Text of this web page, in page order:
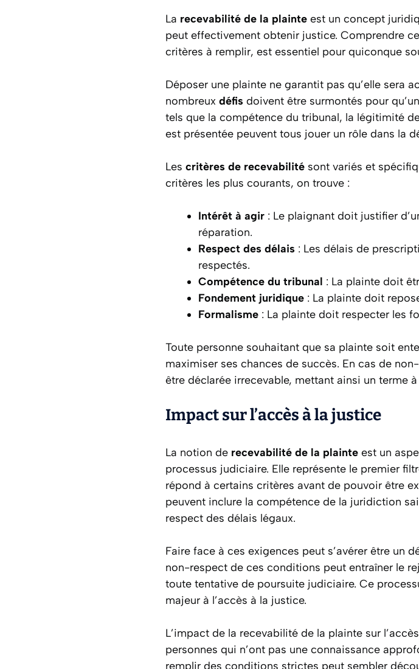
La recevabilité de la plainte est un concept
peut effectivement obtenir justice. Comprendre
critères à remplir, est essentiel pour quiconque
Déposer une plainte ne garantit pas qu’elle sera
nombreux défis doivent être surmontés pour
tels que la compétence du tribunal, la légitimité
est présentée peuvent tous jouer un rôle dans la
Les critères de recevabilité sont variés et
critères les plus courants, on trouve :
Intérêt à agir : Le plaignant doit justifier
réparation.
Respect des délais : Les délais de
respectés.
Compétence du tribunal : La plainte doit
Fondement juridique : La plainte doit
Formalisme : La plainte doit respecter les
Toute personne souhaitant que sa plainte soit
maximiser ses chances de succès. En cas de
être déclarée irrecevable, mettant ainsi un terme
Impact sur l’accès à la justice
La notion de recevabilité de la plainte est un
processus judiciaire. Elle représente le premier
répond à certains critères avant de pouvoir être
peuvent inclure la compétence de la juridiction
respect des délais légaux.
Faire face à ces exigences peut s’avérer être un
non-respect de ces conditions peut entraîner le
toute tentative de poursuite judiciaire. Ce
majeur à l’accès à la justice.
L’impact de la recevabilité de la plainte sur
personnes qui n’ont pas une connaissance
remplir des conditions strictes peut sembler